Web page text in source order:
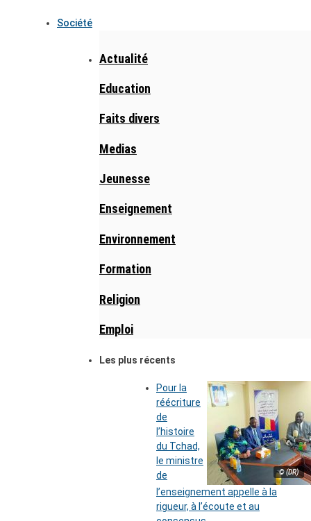
Société
Actualité
Education
Faits divers
Medias
Jeunesse
Enseignement
Environnement
Formation
Religion
Emploi
Les plus récents
© (DR)
Pour la
réécriture
de
l’histoire
du Tchad,
le ministre
de
l’enseignement appelle à la
rigueur, à l’écoute et au